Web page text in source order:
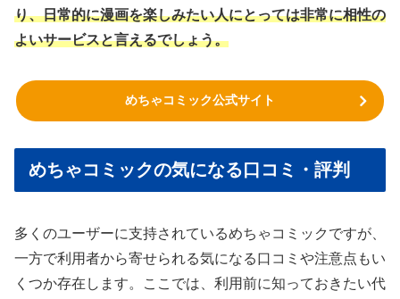
り、日常的に漫画を楽しみたい人にとっては非常に相性の
よいサービスと言えるでしょう。
めちゃコミック公式サイト
めちゃコミックの気になる口コミ・評判
多くのユーザーに支持されているめちゃコミックですが、
一方で利用者から寄せられる気になる口コミや注意点もい
くつか存在します。ここでは、利用前に知っておきたい代